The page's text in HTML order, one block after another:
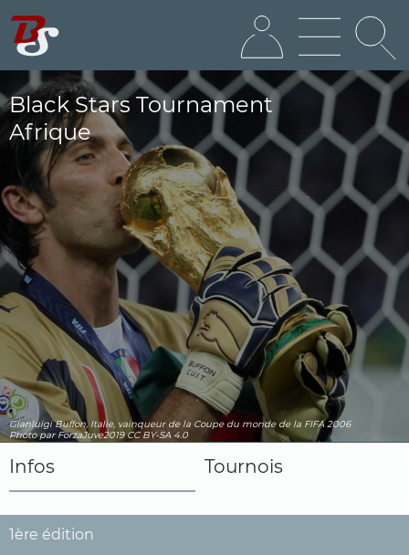
Black Stars Tournament
Afrique
Gianluigi Buffon, Italie, vainqueur de la Coupe du monde de la FIFA 2006
Photo par ForzaJuve2019CC BY-SA 4.0
Infos Tournois
1ère édition